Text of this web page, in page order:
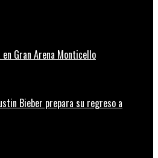
Gran Arena Monticello
Bieber prepara su regreso a